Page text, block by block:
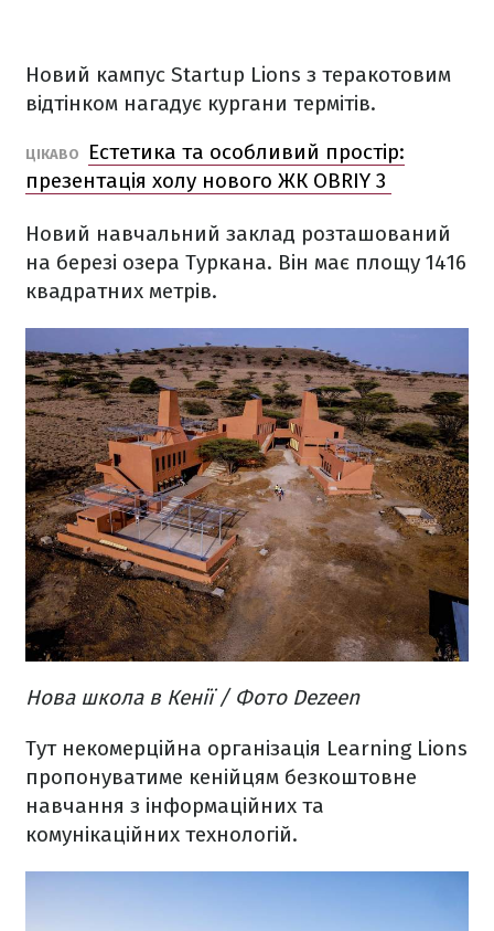
Новий кампус Startup Lions з теракотовим
відтінком нагадує кургани термітів.
ЦІКАВО
Естетика та особливий простір:
презентація холу нового ЖК OBRIY 3
Новий навчальний заклад розташований
на березі озера Туркана. Він має площу 1416
квадратних метрів.
Нова школа в Кенії / Фото Dezeen
Тут некомерційна організація Learning Lions
пропонуватиме кенійцям безкоштовне
навчання з інформаційних та
комунікаційних технологій.